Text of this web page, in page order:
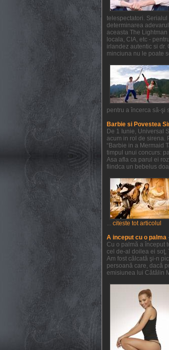
telespectatori.
determinarea
aceasta The
locala, CIA, etc -
irlandez autentic si
minciuna nu le poate
pentru a încerca să-şi
Barbie si Povestea
De 1 Iunie, Universal
acum in rol de sirena.
“Barbie in a Mermaid
timpul unui concurs:
Asa afla ca parul ei
fiindca un bebelus
... citeste tot articolul
A inceput cu o palma
Cu o palmă a început
cel de-al doilea ei soţ,
Am fost călcată şi-n
persoană care, dacă
emisiunea lui Cătălin